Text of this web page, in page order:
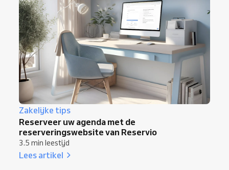
Zakelijke tips
Reserveer uw agenda met de
reserveringswebsite van Reservio
3.5 min leestijd
Lees artikel